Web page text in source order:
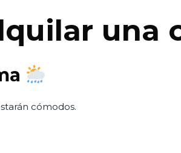
una
cómodos.